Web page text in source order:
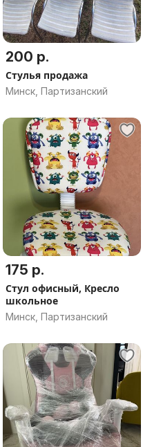
200 р.
Стулья продажа
Минск, Партизанский
175 р.
Стул офисный, Кресло
школьное
Минск, Партизанский